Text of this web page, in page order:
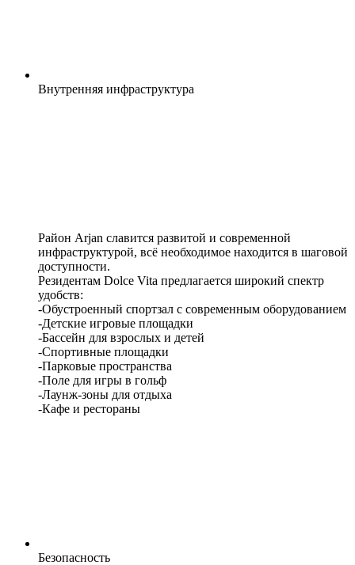
Внутренняя инфраструктура
Район Arjan славится развитой и современной
инфраструктурой, всё необходимое находится в шаговой
доступности.
Резидентам Dolce Vita предлагается широкий спектр
удобств:
-Обустроенный спортзал с современным оборудованием
-Детские игровые площадки
-Бассейн для взрослых и детей
-Спортивные площадки
-Парковые пространства
-Поле для игры в гольф
-Лаунж-зоны для отдыха
-Кафе и рестораны
Безопасность